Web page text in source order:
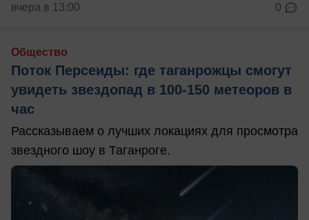
вчера в 13:00 0
Общество
Поток Персеиды: где таганрожцы смогут
увидеть звездопад в 100-150 метеоров в
час
Рассказываем о лучших локациях для просмотра
звездного шоу в Таганроге.